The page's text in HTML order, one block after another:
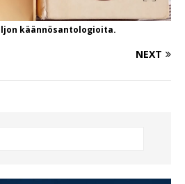
käännösantologioita.
NEXT